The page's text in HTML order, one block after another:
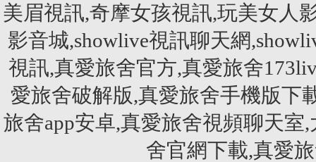
美眉視訊,奇摩女孩視訊,玩美女人
影音城,showlive視訊聊天網
視訊,真愛旅舍官方,真愛旅舍
愛旅舍破解版,真愛旅舍手機版下
旅舍app安卓,真愛旅舍視頻聊天
舍官網下載,真愛